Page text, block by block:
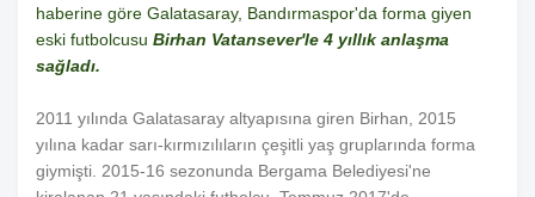
haberine göre Galatasaray, Bandırmaspor'da forma giyen
eski futbolcusu Birhan Vatansever'le 4 yıllık anlaşma
sağladı.
2011 yılında Galatasaray altyapısına giren Birhan, 2015
yılına kadar sarı-kırmızılıların çeşitli yaş gruplarında forma
giymişti. 2015-16 sezonunda Bergama Belediyesi'ne